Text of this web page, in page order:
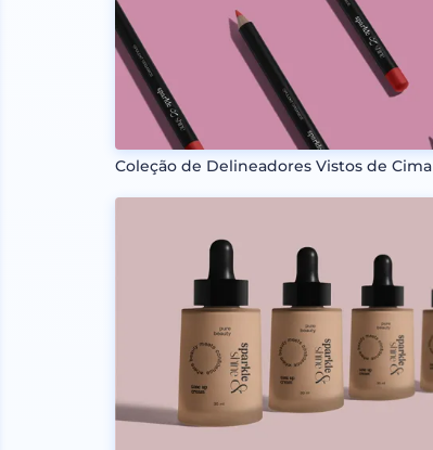
Coleção de Delineadores Vistos de Cima